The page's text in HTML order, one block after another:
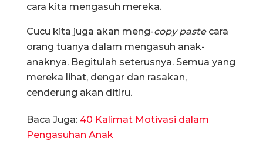
cara kita mengasuh mereka.
Cucu kita juga akan meng-copy pastecara
orang tuanya dalam mengasuh anak-
anaknya. Begitulah seterusnya. Semua yang
mereka lihat, dengar dan rasakan,
cenderung akan ditiru.
Baca Juga: 40 Kalimat Motivasi dalam
Pengasuhan Anak